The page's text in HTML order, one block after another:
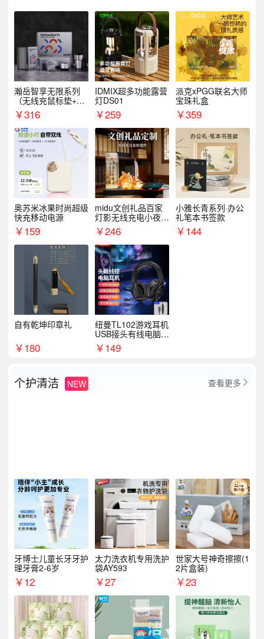
瀚岳智享无限系列
（无线充鼠标垫+飞
利浦音响+乐扣咖啡
杯）
￥316
IDMIX超多功能露营
灯DS01
￥259
派克xPGG联名大师
宝珠礼盒
￥359
奥苏米冰果时尚超级
快充移动电源
￥159
midu文创礼品百家
灯影无线充电小夜灯
纪念礼品定制
￥246
小雅长青系列·办公
礼笔本书签款
￥144
自有乾坤印章礼
￥180
纽曼TL102游戏耳机
USB接头有线电脑耳
机耳麦
￥149
个护清洁 NEW 查看更多 
牙博士儿童长牙牙护
理牙膏2-6岁
￥12
太力洗衣机专用洗护
袋AY593
￥27
世家大号神奇擦擦(1
2片盒装)
￥23